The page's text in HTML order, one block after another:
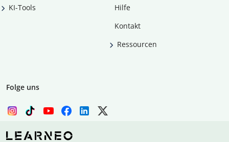
KI-Tools
Hilfe
Kontakt
Ressourcen
Folge uns